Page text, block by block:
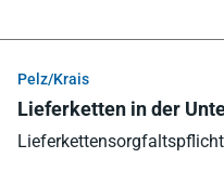
Pelz/Krais
Lieferketten in der